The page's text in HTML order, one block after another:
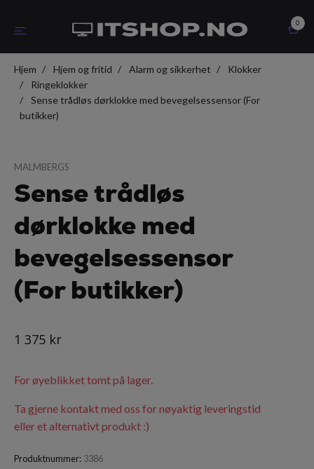
0
Hjem Hjem og fritid Alarm og sikkerhet
Klokker
Ringeklokker
Sense trådløs dørklokke med bevegelsessensor (For
butikker)
MALMBERGS
Sense trådløs
dørklokke med
bevegelsessensor
(For butikker)
1 375 kr
For øyeblikket tomt på lager.
Ta gjerne kontakt med oss for nøyaktig leveringstid
eller et alternativt produkt :)
Produktnummer: 3386